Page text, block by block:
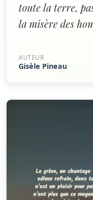
toute la terre,
la misère des
AUTEUR
Gisèle Pineau